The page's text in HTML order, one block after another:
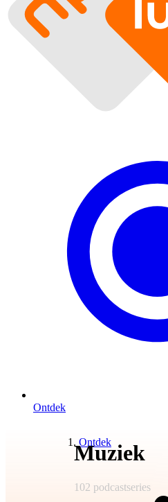
Ontdek
Ontdek
Muziek
102 podcastseries